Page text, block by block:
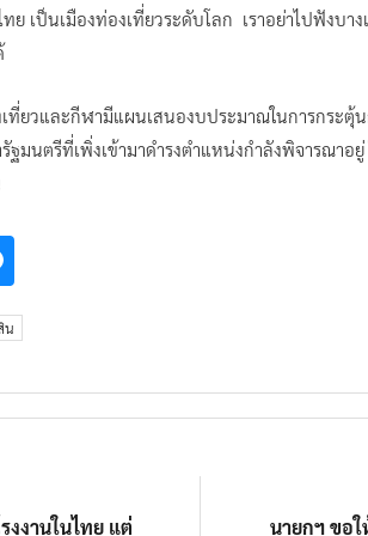
ทย เป็นเมืองท่องเที่ยวระดับโลก เราอย่าไปฟังบ
ที่ยวและกีฬามีแผนเสนองบประมาณในการกระตุ้
ฐมนตรีที่เพิ่งเข้ามาดำรงตำแหน่งกำลังพิจารณาอ
น
งานในไทย แต่ นายกฯ ขอ